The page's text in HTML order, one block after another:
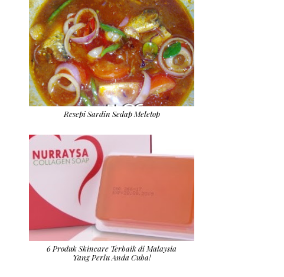
Resepi Sardin Sedap Meletop
6 Produk Skincare Terbaik di Malaysia
Yang Perlu Anda Cuba!